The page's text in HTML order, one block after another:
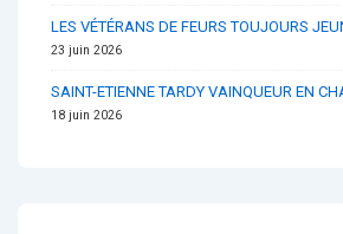
LES VÉTÉRANS DE FEURS TOUJOURS
23 juin 2026
SAINT-ETIENNE TARDY VAINQUEUR EN
18 juin 2026